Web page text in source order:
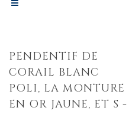
PENDENTIF DE
CORAIL BLANC
POLI, LA MONTURE
EN OR JAUNE, ET S -